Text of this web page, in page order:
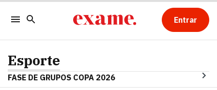
Entrar
Esporte
FASE DE GRUPOS COPA 2026